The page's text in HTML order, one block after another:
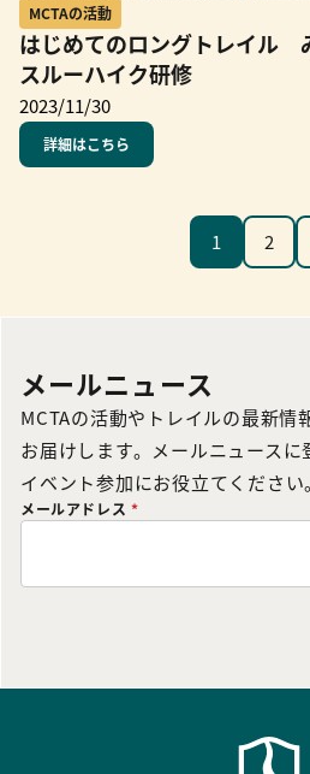
MCTAの活動
はじめてのロングトレイル
スルーハイク研修
2023/11/30
詳細はこちら
1 2
メールニュース
MCTAの活動やトレイルの最新情
お届けします。メールニュース
イベント参加にお役立てください。
メールアドレス *